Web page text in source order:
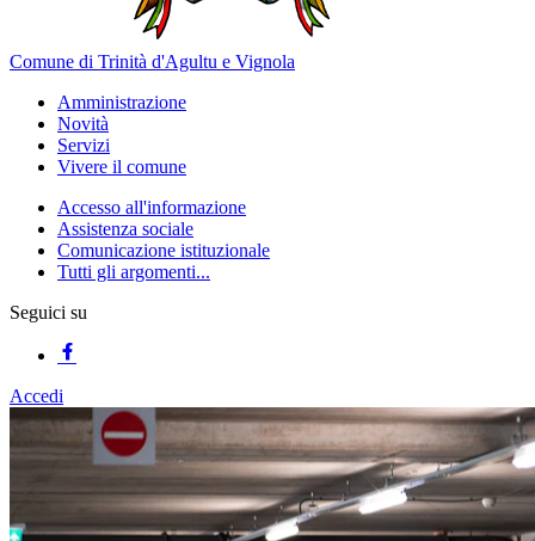
Comune di Trinità d'Agultu e Vignola
Amministrazione
Novità
Servizi
Vivere il comune
Accesso all'informazione
Assistenza sociale
Comunicazione istituzionale
Tutti gli argomenti...
Seguici su
Accedi